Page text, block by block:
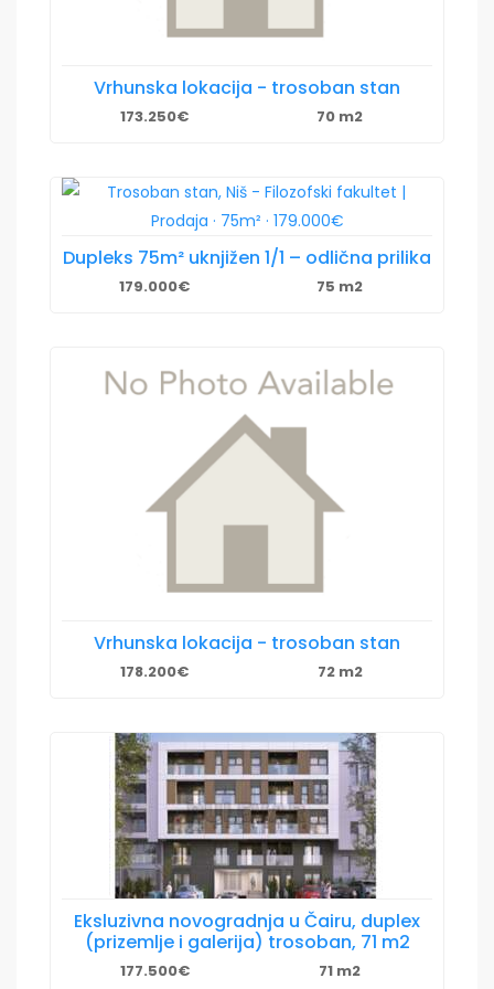
Vrhunska lokacija - trosoban stan
173.250€ 70 m2
Dupleks 75m² uknjižen 1/1 – odlična prilika
179.000€ 75 m2
Vrhunska lokacija - trosoban stan
178.200€ 72 m2
Eksluzivna novogradnja u Čairu, duplex
(prizemlje i galerija) trosoban, 71 m2
177.500€ 71 m2